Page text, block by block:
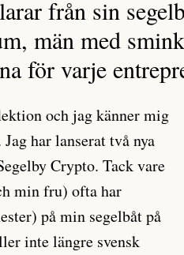
från sin
män med
för varje
och jag känner mig
har lanserat två nya
Crypto. Tack vare
min fru) ofta har
på min segelbåt på
inte längre svensk